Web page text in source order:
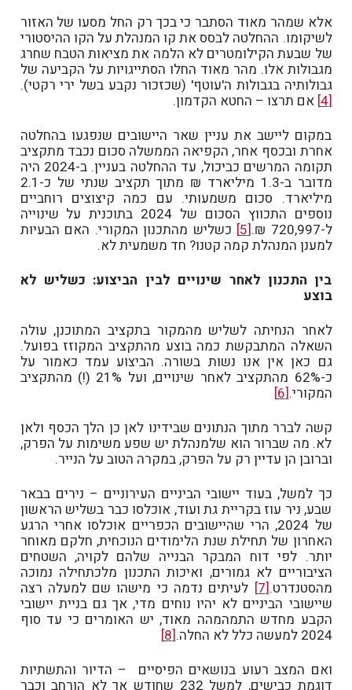
אלא שמהר מאוד הסתבר כי בכך רק החל מסעו של האזור
לשיקומו. ההחלטה לבסס את קו המנהלת על הקו ההיסטורי
של שבעת הקילומטרים לא הלמה את מציאות הטבח שחרג
מגבולות אלו. מהר מאוד החלו הסתייגויות על הקביעה של
גבולותיה בגבולות ה'עוטף' (שכזכור נקבע בשל ירי רקטי).
[4]
אם תרצו – החטא הקדמון.
במקום ליישב את עניין שאר היישובים שנפגעו בהחלטה
אחרת ובכסף אחר, הקפיאה הממשלה סכום נכבד מתקציב
תקומה המרשים כביכול, עד ההחלטה בעניין. ב-2024 היה
מדובר ב-1.3 מיליארד ₪ מתוך תקציב שנתי של כ-2.1
מיליארד. סכום משמעותי. עם כמה קיצוצים רוחביים
נוספים התכווץ הסכום של 2024 בתוכנית על שינוייה
ל-720,997 ₪.
[5]
כשליש מהתכנון המקורי. האם הבעיות
למענן המנהלת קמה קטנו? חד משמעית לא.
בין התכנון לאחר שינויים לבין הביצוע: כשליש לא
בוצע
לאחר הנחיתה לשליש מהמקור בתקציב המתוכנן, עולה
השאלה המתבקשת כמה בוצע מהתקציב המקוזז בפועל.
גם כאן אין אנו נשות בשורה. הביצוע עמד כאמור על
כ-62% מהתקציב לאחר שינויים, ועל 21% (!) מהתקציב
המקורי.[6]
קשה לברר מתוך הנתונים שבידינו לאן כן הלך הכסף ולאן
לא. מה שברור הוא שלמנהלת יש שפע משימות על הפרק,
וברובן הן עדיין רק על הפרק, במקרה הטוב על הנייר.
כך למשל, בעוד יישובי הביניים העירוניים – נירים בבאר
שבע, ניר עוז בקריית גת ועוד, אוכלסו כבר בשליש הראשון
של 2024, הרי שהיישובים הכפריים אוכלסו אחרי הרגע
האחרון של תחילת שנת הלימודים הנוכחית, חלקם מאוחר
יותר. לפי דוח המבקר הבנייה שלהם לקויה, השטחים
הציבוריים לא גמורים, ואיכות התכנון מלכתחילה נמוכה
מהסטנדרט.[7]
לעיתים נדמה כי מישהו שם למעלה רצה
שיישובי הביניים לא יהיו נוחים מדי, אך גם בניית יישובי
הקבע מחדש התמהמהה מאוד, יש האומרים כי עד סוף
2024 למעשה כלל לא החלה.
[8]
ואם המצב רעוע בנושאים הפיסיים – הדיור והתשתיות
דוגמת כבישים, למשל 232 שחודש אך לא הורחב וכבר